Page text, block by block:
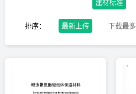
建材标准
排序： 最新上传
下载最多